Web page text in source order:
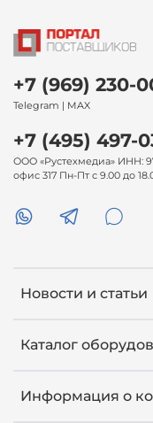
Новости и статьи
Каталог
Информация о
+7 (969) 230-
Telegram | MAX
+7 (495) 497-
ООО «Рустехмедиа» ИНН:
офис 317 Пн-Пт с 9.00 до